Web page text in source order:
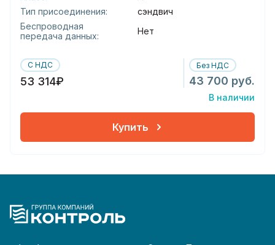
Тип присоединения:
сэндвич
Беспроводная
передача данных:
Нет
С НДС
53 314₽
Без НДС
43 700 руб.
В наличии
Купить